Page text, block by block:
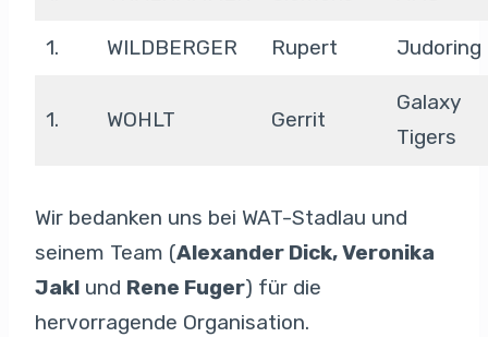
1. WILDBERGER Rupert Judoring
1. WOHLT Gerrit
Galaxy
Tigers
Wir bedanken uns bei WAT-Stadlau und
seinem Team (Alexander Dick, Veronika
Jakl und Rene Fuger) für die
hervorragende Organisation.